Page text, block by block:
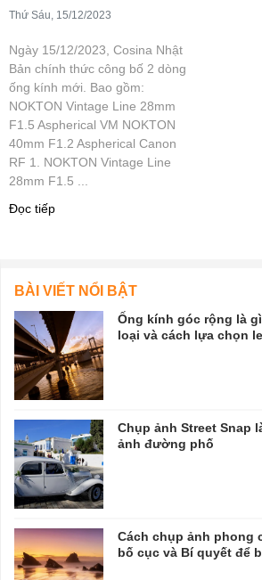
Thứ Sáu, 15/12/2023
Ngày 15/12/2023, Cosina Nhật
Bản chính thức công bố 2 dòng
ống kính mới. Bao gồm:
NOKTON Vintage Line 28mm
F1.5 Aspherical VM NOKTON
40mm F1.2 Aspherical Canon
RF 1. NOKTON Vintage Line
28mm F1.5 ...
Đọc tiếp
BÀI VIẾT NỔI BẬT
Ống kính góc rộng là
loại và cách lựa chọn
Chụp ảnh Street Snap
ảnh đường phố
Cách chụp ảnh phong
bố cục và Bí quyết để